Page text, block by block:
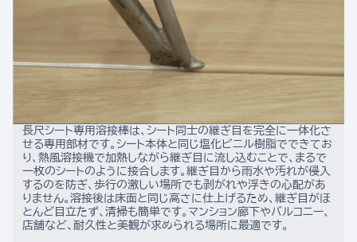
長尺シート専用溶接棒は、シート同士の継ぎ目を完全に一体化さ
せる専用部材です。シート本体と同じ塩化ビニル樹脂でできてお
り、熱風溶接機で加熱しながら継ぎ目に流し込むことで、まるで
一枚のシートのように接合します。継ぎ目から雨水や汚れが侵入
するのを防ぎ、歩行の激しい場所でも剥がれや浮きの心配があ
りません。溶接後は床面と同じ高さに仕上げるため、継ぎ目がほ
とんど目立たず、清掃も簡単です。マンション廊下やバルコニー、
店舗など、耐久性と美観が求められる場所に最適です。